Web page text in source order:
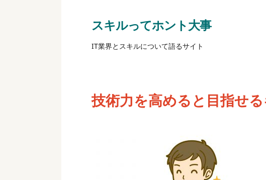
スキルってホント大事
IT業界とスキルについて語るサイト
技術力を高めると目指せ